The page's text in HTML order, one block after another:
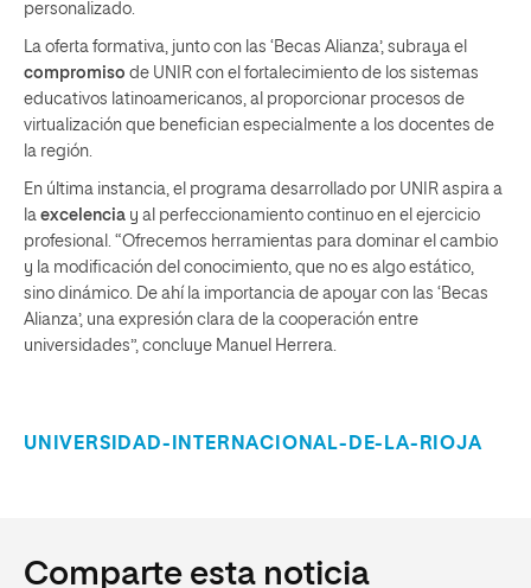
personalizado.
La oferta formativa, junto con las ‘Becas Alianza’, subraya el
compromiso de UNIR con el fortalecimiento de los sistemas
educativos latinoamericanos, al proporcionar procesos de
virtualización que benefician especialmente a los docentes de
la región.
En última instancia, el programa desarrollado por UNIR aspira a
la excelencia y al perfeccionamiento continuo en el ejercicio
profesional. “Ofrecemos herramientas para dominar el cambio
y la modificación del conocimiento, que no es algo estático,
sino dinámico. De ahí la importancia de apoyar con las ‘Becas
Alianza’, una expresión clara de la cooperación entre
universidades”, concluye Manuel Herrera.
UNIVERSIDAD-INTERNACIONAL-DE-LA-RIOJA
Comparte esta noticia